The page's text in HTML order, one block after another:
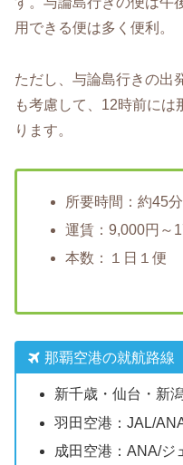
用できる便は多く便利。
ただし、与論島行きの出
も考慮して、12時前には
ります。
所要時間：約45分
運賃：9,000円～
本数：１日１便
那覇空港の就航路線
新千歳・仙台・新
羽田空港：JAL/
成田空港：ANA/ジ